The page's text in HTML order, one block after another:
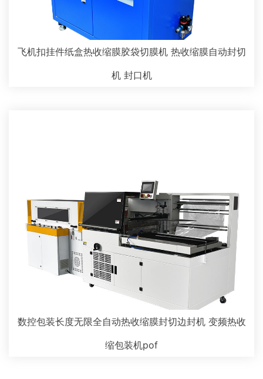
飞机扣挂件纸盒热收缩膜胶袋切膜机 热收缩膜自动封切
机 封口机
数控包装长度无限全自动热收缩膜封切边封机 变频热收
缩包装机pof